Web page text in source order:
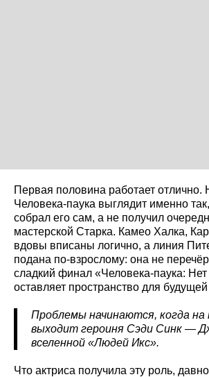
Первая половина работает
Человека-паука выглядит именно
собрал его сам, а не получил
мастерской Старка. Камео Халка,
вдовы вписаны логично, а линия
подана по-взрослому: она не
сладкий финал «Человека-паука:
оставляет пространство для
Проблемы начинаются, когда на
выходит героиня Сэди Синк —
вселенной «Людей Икс».
Что актриса получила эту роль,